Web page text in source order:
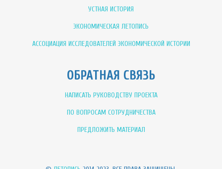
УСТНАЯ ИСТОРИЯ
ЭКОНОМИЧЕСКАЯ ЛЕТОПИСЬ
АССОЦИАЦИЯ ИССЛЕДОВАТЕЛЕЙ ЭКОНОМИЧЕСКОЙ ИСТОРИИ
ОБРАТНАЯ СВЯЗЬ
НАПИСАТЬ РУКОВОДСТВУ ПРОЕКТА
ПО ВОПРОСАМ СОТРУДНИЧЕСТВА
ПРЕДЛОЖИТЬ МАТЕРИАЛ